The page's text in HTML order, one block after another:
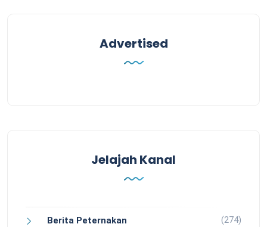
Advertised
Jelajah Kanal
Berita Peternakan (274)